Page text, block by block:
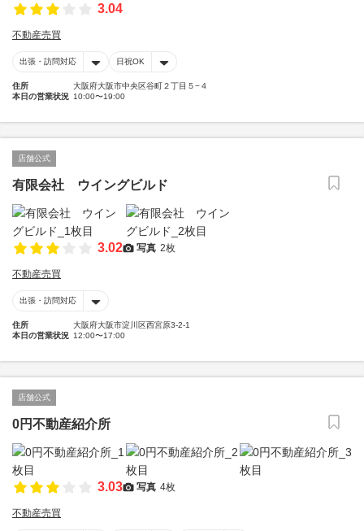
3.04
不動産売買
出張・訪問対応 日祝OK
住所
大阪府大阪市中央区谷町２丁目５−４
本日の営業状況 10:00〜19:00
店舗公式
有限会社 ウイングビルド
3.02 写真 2枚
不動産売買
出張・訪問対応
住所
大阪府大阪市淀川区西宮原3-2-1
本日の営業状況 12:00〜17:00
店舗公式
0円不動産紹介所
3.03 写真 4枚
不動産売買